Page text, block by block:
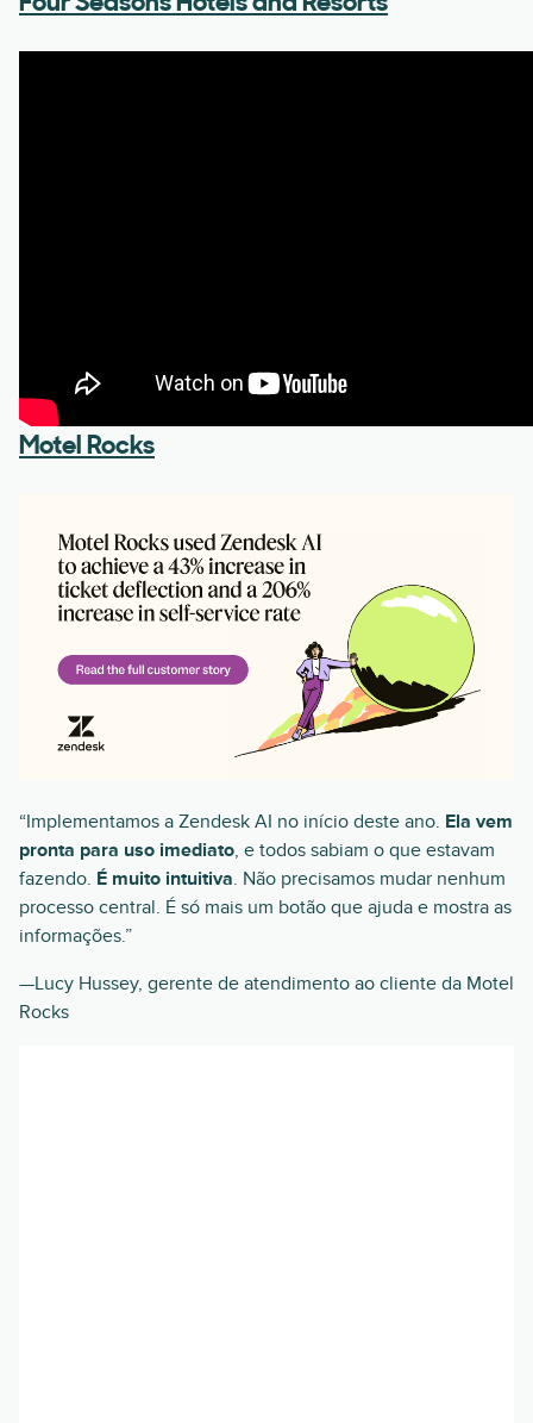
Motel Rocks
“Implementamos a Zendesk AI no início deste ano. Ela vem
pronta para uso imediato, e todos sabiam o que estavam
fazendo. É muito intuitiva. Não precisamos mudar nenhum
processo central. É só mais um botão que ajuda e mostra as
informações.”
—Lucy Hussey, gerente de atendimento ao cliente da Motel
Rocks